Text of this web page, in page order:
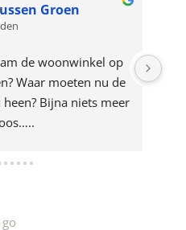
Groen
de woonwinkel op
Waar moeten nu de
Bijna niets meer